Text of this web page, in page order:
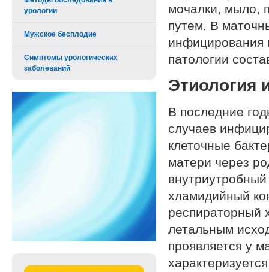
урологии
Мужское бесплодие
Симптомы урологических
заболеваний
мочалки, мыло,
путем. В
инфицирования
патологии
Этиология
В последние
случаев
клеточные
матери через
хламидийный
респираторный
летальным
проявляется у